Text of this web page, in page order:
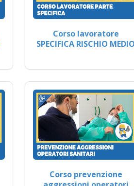
Corso lavoratore
SPECIFICA RISCHIO
Corso prevenzione